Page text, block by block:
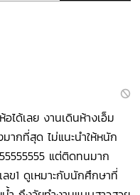
ด้เลย งานเดินห้างเอ็ม
กที่สุด ไม่แนะนำให้หนัก
แต่ติดทนมาก
ข1 ดูเหมาะกับนักศึกษาที่